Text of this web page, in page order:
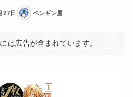
27日 ペンギン屋
は広告が含まれています。